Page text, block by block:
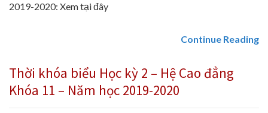
2019-2020: Xem tại đây
Continue Reading
Thời khóa biểu Học kỳ 2 – Hệ Cao đẳng
Khóa 11 – Năm học 2019-2020